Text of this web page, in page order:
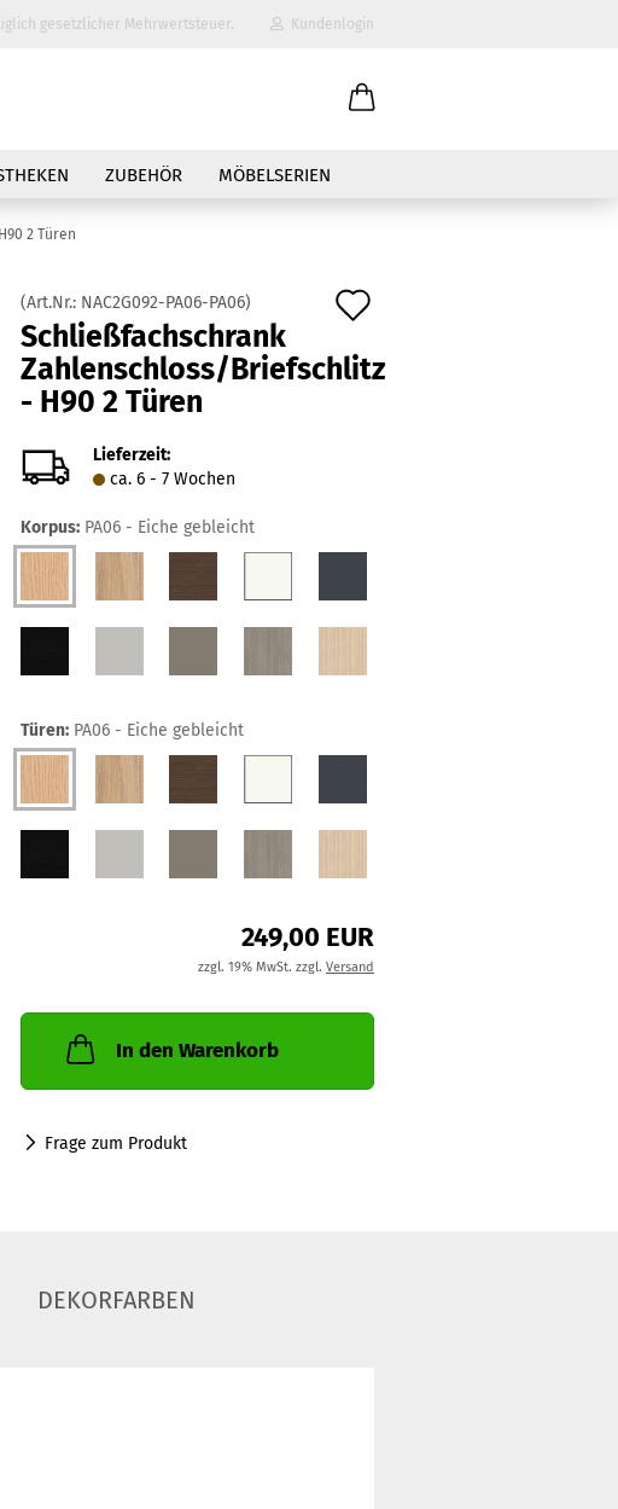
gesetzlicher Mehrwertsteuer. Kundenlogin
Passwort
Konto erstellen
Passwort vergessen?
ZUBEHÖR MÖBELSERIEN
2 Türen
(Art.Nr.: NAC2G092-PA06-PA06)
Merkzettel
Schließfachschrank
Zahlenschloss/Briefschlitz
- H90 2 Türen
Lieferzeit:
ca. 6 - 7 Wochen
Korpus: PA06 - Eiche gebleicht
Türen: PA06 - Eiche gebleicht
249,00 EUR
zzgl. 19% MwSt. zzgl. Versand
In den Warenkorb
Frage zum Produkt
DEKORFARBEN